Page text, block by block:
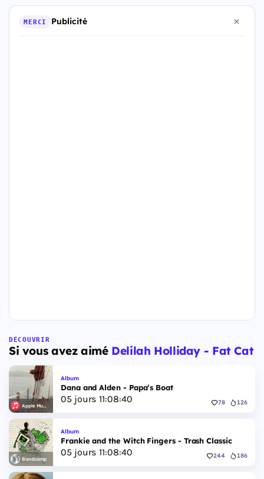
MERCI Publicité
DÉCOUVRIR
Si vous avez aimé Delilah Holliday - Fat Cat
Apple Music
Album
Dana and Alden - Papa’s Boat
05 jours 11:08:39 78 126
Bandcamp
Album
Frankie and the Witch Fingers - Trash Classic
05 jours 11:08:39 244 186